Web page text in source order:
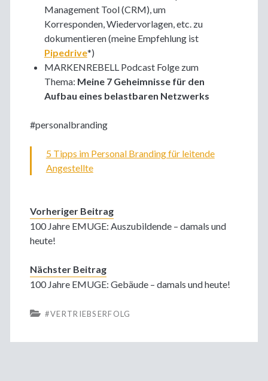
Management Tool (CRM), um
Korresponden, Wiedervorlagen, etc. zu
dokumentieren (meine Empfehlung ist
Pipedrive*)
MARKENREBELL Podcast Folge zum
Thema: Meine 7 Geheimnisse für den
Aufbau eines belastbaren Netzwerks
#personalbranding
5 Tipps im Personal Branding für leitende
Angestellte
Vorheriger Beitrag
100 Jahre EMUGE: Auszubildende – damals und
heute!
Nächster Beitrag
100 Jahre EMUGE: Gebäude – damals und heute!
#VERTRIEBSERFOLG